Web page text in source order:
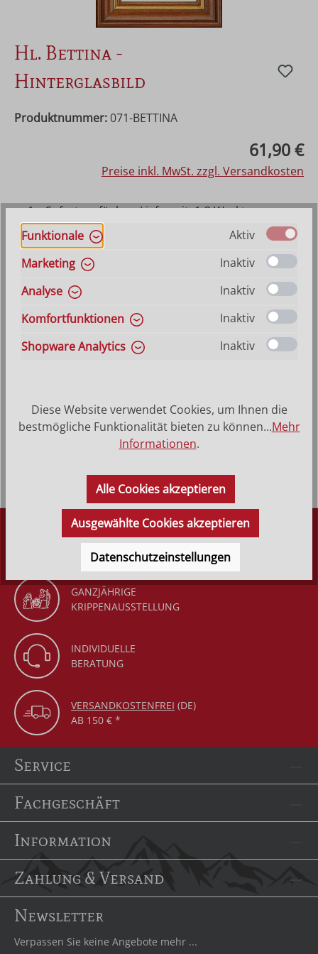
Hl. Bettina -
Hinterglasbild
Produktnummer: 071-BETTINA
61,90 €
Preise inkl. MwSt. zzgl. Versandkosten
1 x Sofort verfügbar, Lieferzeit: 1-3 Werktage
ansonsten Vorraussichtlich lieferbar ab 21. August
2026
Produkt Anzahl: Gib den gewünschten
In den Warenkorb
AB 150,-*
Heilige Bettina - Hinterglasbild, Patronatsbild,
Namenspatron mit Heiligenname, Hinterglasmalerei
Rahmen aus Echtholz &ndas…Mehr
DÜRR KRIPPEN
SEIT 1977
GANZJÄHRIGE
KRIPPENAUSSTELLUNG
INDIVIDUELLE
BERATUNG
VERSANDKOSTENFREI (DE)
AB 150 € *
Service
Fachgeschäft
Information
Zahlung & Versand
Newsletter
Verpassen Sie keine Angebote mehr ...
Funktionale
Aktiv
Marketing
Inaktiv
Analyse
Inaktiv
Komfortfunktionen
Inaktiv
Shopware Analytics
Inaktiv
Diese Website verwendet Cookies, um Ihnen die
bestmögliche Funktionalität bieten zu können...Mehr
Informationen.
Alle Cookies akzeptieren
Ausgewählte Cookies akzeptieren
Datenschutzeinstellungen